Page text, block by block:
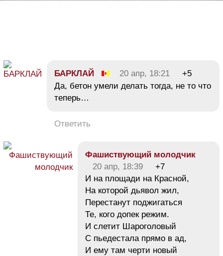
БАРКЛАЙ 20 апр, 18:21
+5
Да, бетон умели делать тогда, не то что
теперь…
Ответить
Фашиствующий молодчик
20 апр, 18:39
+7
И на площади на Красной,
На которой дьявол жил,
Перестанут поджигаться
Те, кого допек режим.
И слетит Шароголовый
С пьедестала прямо в ад,
И ему там черти новый